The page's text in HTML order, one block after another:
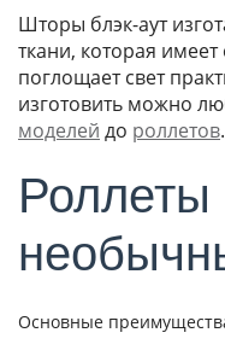
Шторы блэк-аут
ткани, которая
поглощает свет
изготовить можно
моделей до роллетов.
Основные